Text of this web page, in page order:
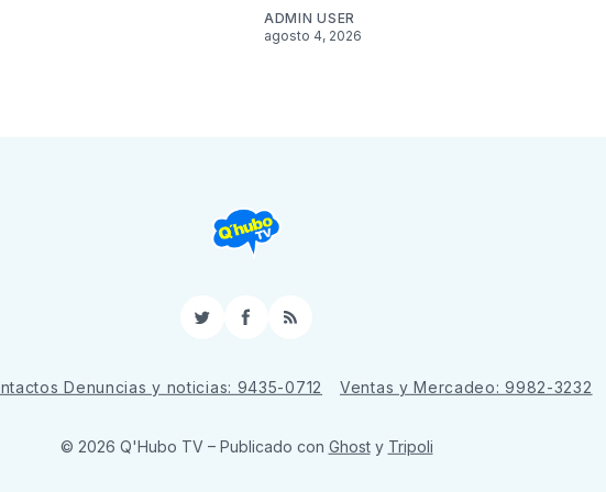
ADMIN USER
agosto 4, 2026
TwitterFacebook
RSS
Denuncias y noticias: 9435-0712 Ventas y Mercadeo: 9982-3232
© 2026 Q'Hubo TV – Publicado con Ghosty Tripoli